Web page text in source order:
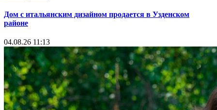
Дом с итальянским дизайном продается в Узденском
районе
04.08.26 11:13